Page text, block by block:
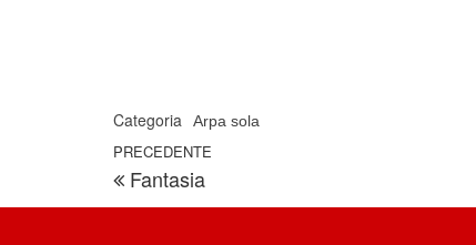
Categoria Arpa sola
Navigazione articoli
Articolo precedente
PRECEDENTE
Fantasia